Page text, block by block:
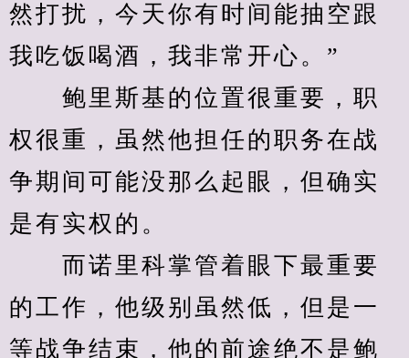
然打扰，今天你有时间能抽空跟
我吃饭喝酒，我非常开心。”
鲍里斯基的位置很重要，职
权很重，虽然他担任的职务在战
争期间可能没那么起眼，但确实
是有实权的。
而诺里科掌管着眼下最重要
的工作，他级别虽然低，但是一
等战争结束，他的前途绝不是鲍